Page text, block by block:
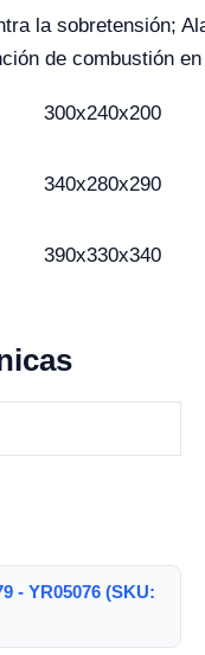
la sobretensión;
de combustión
300x240x200
340x280x290
390x330x340
- YR05076 (SKU: